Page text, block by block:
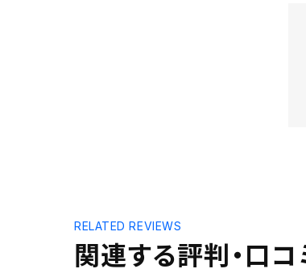
関連する評判・口コ
RELATED REVIEWS